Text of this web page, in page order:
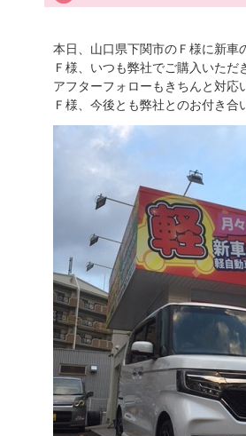
本日、山口県下関市のＦ様に新
Ｆ様、いつも弊社でご購入いた
アフターフォローもきちんと対
Ｆ様、今後とも弊社とのお付き合